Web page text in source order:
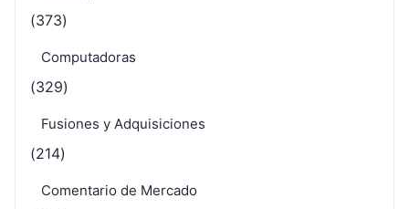
(373)
Computadoras
(329)
Fusiones y Adquisiciones
(214)
Comentario de Mercado